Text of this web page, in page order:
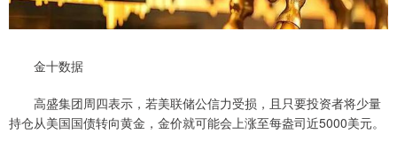
金十数据
高盛集团周四表示，若美联储公信力受损，且只要投资者将少量
持仓从美国国债转向黄金，金价就可能会上涨至每盎司近5000美元。